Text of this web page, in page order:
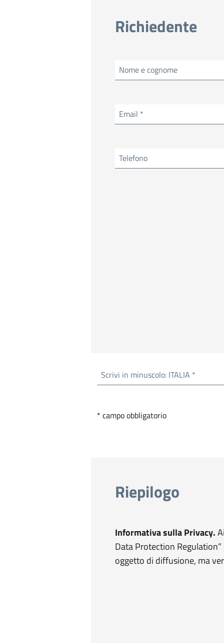
Richiedente
Nome e cognome
Email *
Telefono
Scrivi in minuscolo: ITALIA *
* campo obbligatorio
Riepilogo
Informativa sulla Privacy.
Data Protection
oggetto di diffusione, ma